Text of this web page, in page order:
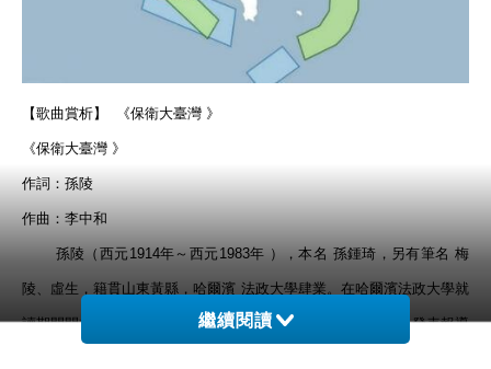
【歌曲賞析】 《保衛大臺灣 》
《保衛大臺灣 》
作詞：孫陵
作曲：李中和
孫陵（西元1914年～西元1983年 ），本名 孫鍾琦，另有筆名 梅
陵、虛生，籍貫山東黃縣，哈爾濱 法政大學肆業。在哈爾濱法政大學就
讀期間開始寫作，並向上海文學刊物投稿，1936年到上海後，發表報導
繼續閱讀